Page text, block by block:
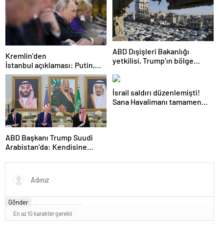
Kremlin’den
İstanbul açıklaması: Putin,
zirveye katılacak mı?
ABD Dışişleri Bakanlığı
yetkilisi, Trump’ın bölge
ateşkesin gündemde
olacağını söyledi
ABD Başkanı Trump Suudi
Arabistan’da: Kendisine
İsrail saldırı düzenlemişti!
Sana Havalimanı tamamen
Gönder
En az 10 karakter gerekli